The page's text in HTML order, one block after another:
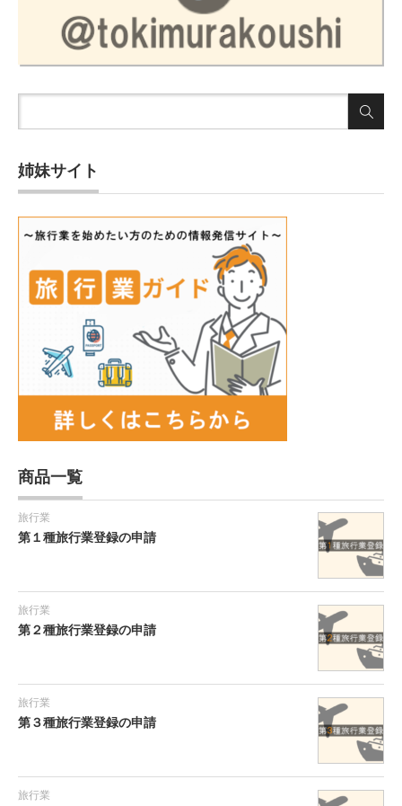
姉妹サイト
商品一覧
旅行業
第１種旅行業登録の申請
旅行業
第２種旅行業登録の申請
旅行業
第３種旅行業登録の申請
旅行業